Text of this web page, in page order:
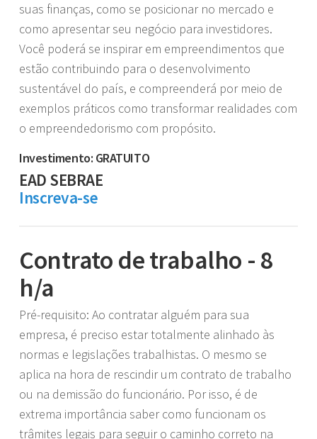
suas finanças, como se posicionar no mercado e
como apresentar seu negócio para investidores.
Você poderá se inspirar em empreendimentos que
estão contribuindo para o desenvolvimento
sustentável do país, e compreenderá por meio de
exemplos práticos como transformar realidades com
o empreendedorismo com propósito.
Investimento: GRATUITO
EAD SEBRAE
Inscreva-se
Contrato de trabalho - 8
h/a
Pré-requisito: Ao contratar alguém para sua
empresa, é preciso estar totalmente alinhado às
normas e legislações trabalhistas. O mesmo se
aplica na hora de rescindir um contrato de trabalho
ou na demissão do funcionário. Por isso, é de
extrema importância saber como funcionam os
trâmites legais para seguir o caminho correto na